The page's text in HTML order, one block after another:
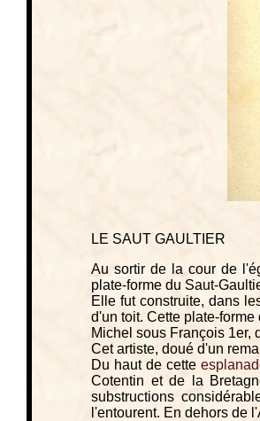
LE SAUT GAULTIER
Au sortir de la cour de
plate-forme du Saut-
Elle fut construite, dans
d'un toit. Cette plate-
Michel sous François 1er,
Cet artiste, doué d'un
Du haut de cette
Cotentin et de la
substructions
l'entourent. En dehors de